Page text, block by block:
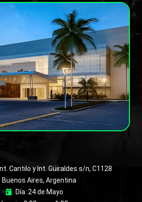
Cantilo y Int. Güiraldes s/n, C1128
Buenos Aires, Argentina
Día: 24 de Mayo